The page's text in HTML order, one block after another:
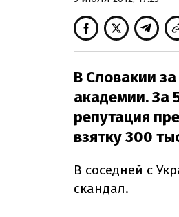
В Словакии
академии. За
репутация
взятку 300
В соседней с
скандал.